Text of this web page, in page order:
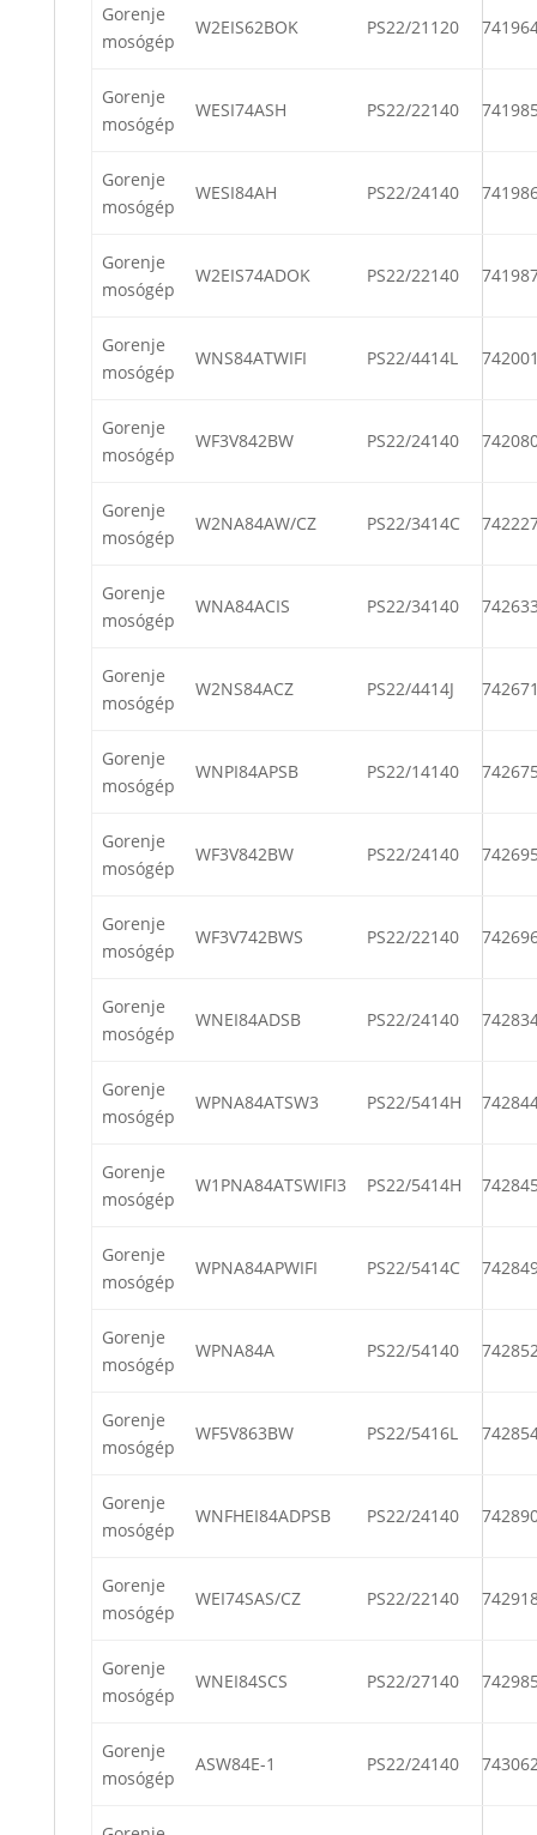
Gorenje
mosógép
W2EIS62BOK PS22/21120
Gorenje
mosógép
WESI74ASH PS22/22140
Gorenje
mosógép
WESI84AH PS22/24140
Gorenje
mosógép
W2EIS74ADOK PS22/22140
Gorenje
mosógép
WNS84ATWIFI PS22/4414L
Gorenje
mosógép
WF3V842BW PS22/24140
Gorenje
mosógép
W2NA84AW/CZ PS22/3414C
Gorenje
mosógép
WNA84ACIS PS22/34140
Gorenje
mosógép
W2NS84ACZ PS22/4414J
Gorenje
mosógép
WNPI84APSB PS22/14140
Gorenje
mosógép
WF3V842BW PS22/24140
Gorenje
mosógép
WF3V742BWS PS22/22140
Gorenje
mosógép
WNEI84ADSB PS22/24140
Gorenje
mosógép
WPNA84ATSW3 PS22/5414H
Gorenje
mosógép
W1PNA84ATSWIFI3 PS22/5414H
Gorenje
mosógép
WPNA84APWIFI PS22/5414C
Gorenje
mosógép
WPNA84A PS22/54140
Gorenje
mosógép
WF5V863BW PS22/5416L
Gorenje
mosógép
WNFHEI84ADPSB PS22/24140
Gorenje
mosógép
WEI74SAS/CZ PS22/22140
Gorenje
mosógép
WNEI84SCS PS22/27140
Gorenje
mosógép
ASW84E-1 PS22/24140